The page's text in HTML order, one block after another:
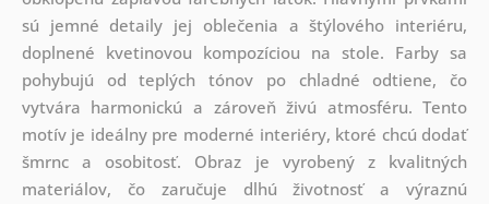
sú jemné detaily jej oblečenia a štýlového interiéru,
doplnené kvetinovou kompozíciou na stole. Farby sa
pohybujú od teplých tónov po chladné odtiene, čo
vytvára harmonickú a zároveň živú atmosféru. Tento
motív je ideálny pre moderné interiéry, ktoré chcú dodať
šmrnc a osobitosť. Obraz je vyrobený z kvalitných
materiálov, čo zaručuje dlhú životnosť a výraznú